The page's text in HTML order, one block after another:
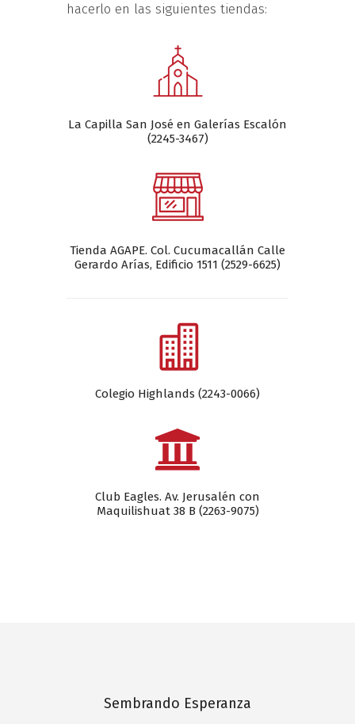
hacerlo en las siguientes tiendas:
La Capilla San José en Galerías Escalón
(2245-3467)
Tienda AGAPE. Col. Cucumacallán Calle
Gerardo Arías, Edificio 1511 (2529-6625)
Colegio Highlands (2243-0066)
Club Eagles. Av. Jerusalén con
Maquilishuat 38 B (2263-9075)
Sembrando Esperanza